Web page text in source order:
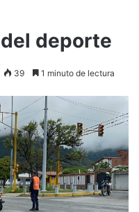
deporte
39 1 minuto de lectura